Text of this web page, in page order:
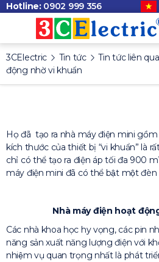
Hotline: 0902 999 356
3CElectric Tin tức Tin tức liên
động nhờ vi khuẩn
Họ đã tạo ra nhà máy điện mini gồm
kích thước của thiết bị “vi khuẩn” là
chỉ có thể tạo ra điện áp tối đa 900
máy điện mini đã có thể bật một đèn
Nhà máy điện hoạt
Các nhà khoa học hy vọng, các pin
năng sản xuất năng lượng điện với
nhiệm vụ quan trọng nhất là phát